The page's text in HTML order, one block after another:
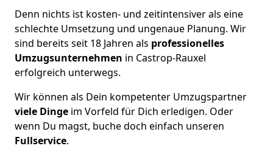
Denn nichts ist kosten- und zeitintensiver als eine
schlechte Umsetzung und ungenaue Planung. Wir
sind bereits seit 18 Jahren als professionelles
Umzugsunternehmen in Castrop-Rauxel
erfolgreich unterwegs.
Wir können als Dein kompetenter Umzugspartner
viele Dinge im Vorfeld für Dich erledigen. Oder
wenn Du magst, buche doch einfach unseren
Fullservice.